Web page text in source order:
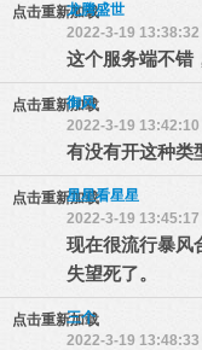
点击重新加载
龙腾盛世
2022-3-19 13:38:32
这个服务端不错
点击重新加载
御风
2022-3-19 13:42:10
有没有开这种类
点击重新加载星星看星星
2022-3-19 13:45:17
现在很流行暴风
失望死了。
点击重新加载
三个
2022-3-19 13:48:33